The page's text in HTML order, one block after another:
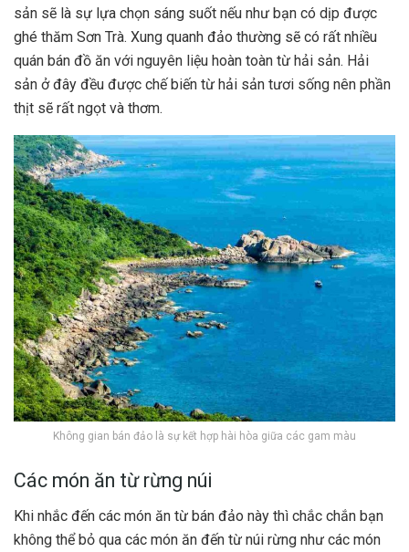
sản sẽ là sự lựa chọn sáng suốt nếu như bạn có dịp được
ghé thăm Sơn Trà. Xung quanh đảo thường sẽ có rất nhiều
quán bán đồ ăn với nguyên liệu hoàn toàn từ hải sản. Hải
sản ở đây đều được chế biến từ hải sản tươi sống nên phần
thịt sẽ rất ngọt và thơm.
Không gian bán đảo là sự kết hợp hài hòa giữa các gam màu
Các món ăn từ rừng núi
Khi nhắc đến các món ăn từ bán đảo này thì chắc chắn bạn
không thể bỏ qua các món ăn đến từ núi rừng như các món